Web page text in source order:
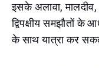
इसके अलावा,
द्विपक्षीय समझौतों के
के साथ यात्रा कर